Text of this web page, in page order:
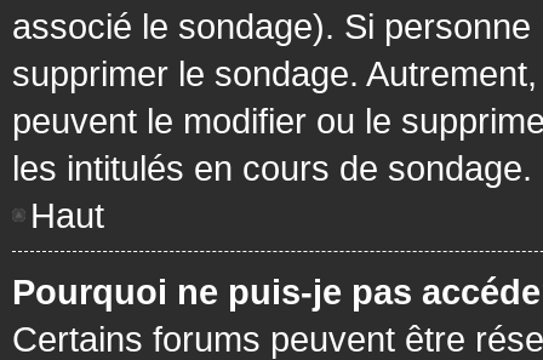
associé le sondage). Si personne
supprimer le sondage.
peuvent le modifier ou le
les intitulés en cours de sondage.
Haut
Pourquoi ne puis-je pas
Certains forums peuvent être